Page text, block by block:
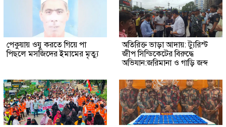
পেকুয়ায় ওযু করতে গিয়ে পা
পিছলে মসজিদের ইমামের মৃত্যু
অতিরিক্ত ভাড়া আদায়: ট্যুরিস্ট
জীপ সিন্ডিকেটের বিরুদ্ধে
অভিযান:জরিমানা ও গাড়ি জব্দ